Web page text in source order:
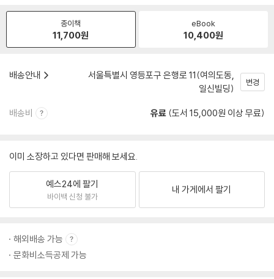
종이책
11,700원
eBook
10,400원
배송안내
서울특별시 영등포구 은행로 11(여의도동,
일신빌딩)
변경
배송비 유료 (도서 15,000원 이상 무료)
이미 소장하고 있다면 판매해 보세요.
예스24에 팔기
바이백 신청 불가
내 가게에서 팔기
해외배송 가능
문화비소득공제 가능